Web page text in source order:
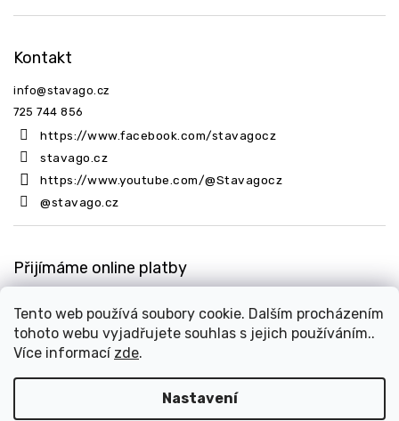
Tento web používá soubory cookie. Dalším procházením
tohoto webu vyjadřujete souhlas s jejich používáním..
Více informací zde.
Nastavení
Kontakt
info@stavago.cz
725 744 856
https://www.facebook.com/stavagocz
stavago.cz
https://www.youtube.com/@Stavagocz
@stavago.cz
Přijímáme online platby
Stavago.cz. Všechna práva vyhrazena.